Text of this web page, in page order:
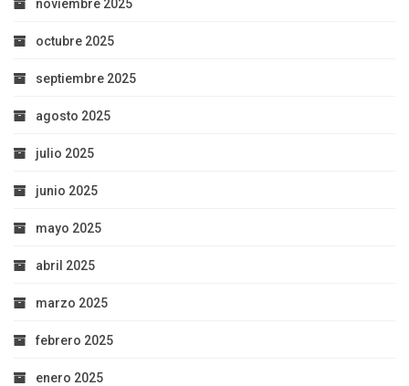
noviembre 2025
octubre 2025
septiembre 2025
agosto 2025
julio 2025
junio 2025
mayo 2025
abril 2025
marzo 2025
febrero 2025
enero 2025